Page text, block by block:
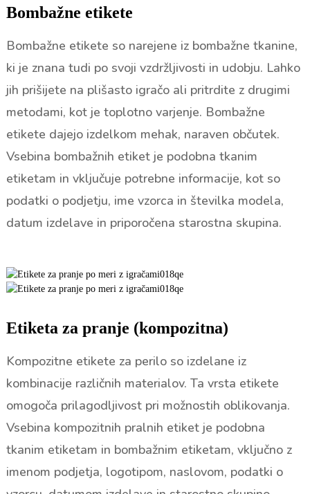
Bombažne etikete
Bombažne etikete so narejene iz bombažne tkanine,
ki je znana tudi po svoji vzdržljivosti in udobju. Lahko
jih prišijete na plišasto igračo ali pritrdite z drugimi
metodami, kot je toplotno varjenje. Bombažne
etikete dajejo izdelkom mehak, naraven občutek.
Vsebina bombažnih etiket je podobna tkanim
etiketam in vključuje potrebne informacije, kot so
podatki o podjetju, ime vzorca in številka modela,
datum izdelave in priporočena starostna skupina.
Etiketa za pranje (kompozitna)
Kompozitne etikete za perilo so izdelane iz
kombinacije različnih materialov. Ta vrsta etikete
omogoča prilagodljivost pri možnostih oblikovanja.
Vsebina kompozitnih pralnih etiket je podobna
tkanim etiketam in bombažnim etiketam, vključno z
imenom podjetja, logotipom, naslovom, podatki o